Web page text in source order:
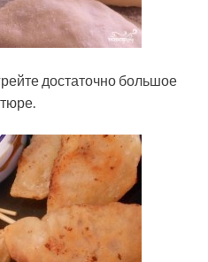
достаточно большое